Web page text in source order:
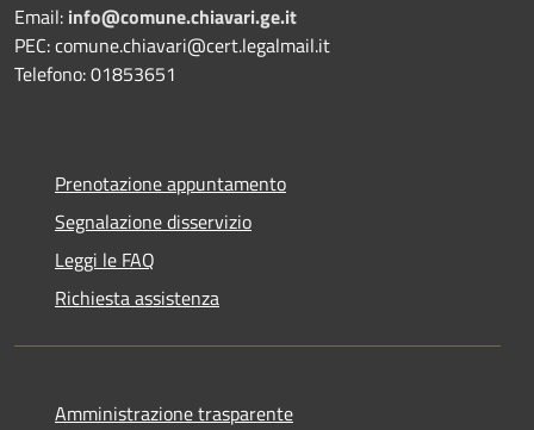
Email: info@comune.chiavari.ge.it
PEC: comune.chiavari@cert.legalmail.it
Telefono: 01853651
Prenotazione appuntamento
Segnalazione disservizio
Leggi le FAQ
Richiesta assistenza
Amministrazione trasparente